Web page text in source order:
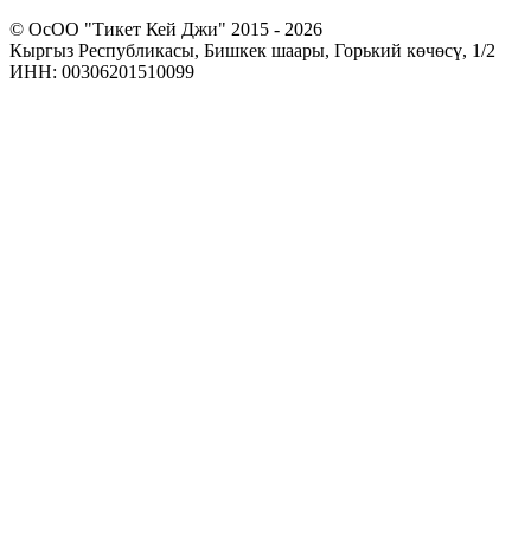
© ОсОО "Тикет Кей Джи" 2015 - 2026
Кыргыз Республикасы, Бишкек шаары, Горький көчөсү, 1/2
ИНН: 00306201510099